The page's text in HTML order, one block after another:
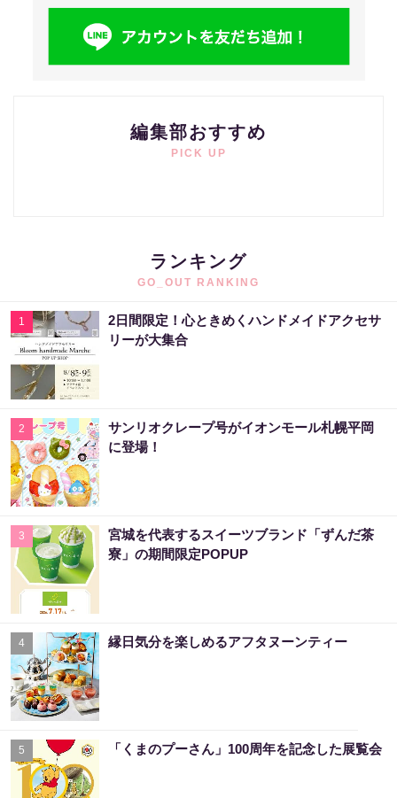
編集部おすすめ
PICK UP
ランキング
GO_OUT RANKING
1
2日間限定！心ときめくハンドメイドアクセサ
リーが大集合
2
サンリオクレープ号がイオンモール札幌平岡
に登場！
3
宮城を代表するスイーツブランド「ずんだ茶
寮」の期間限定POPUP
4 縁日気分を楽しめるアフタヌーンティー
5 「くまのプーさん」100周年を記念した展覧会